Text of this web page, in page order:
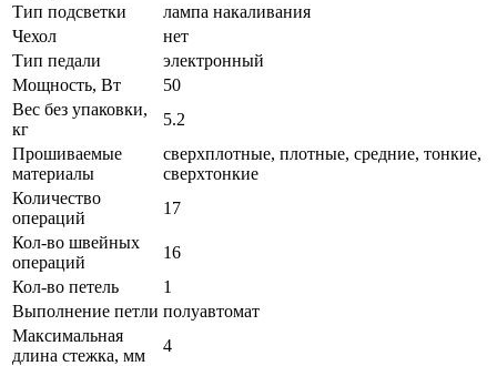
Тип подсветки
лампа накаливания
Чехол
нет
Тип педали
электронный
Мощность, Вт
50
Вес без упаковки,
кг
5.2
Прошиваемые
материалы
сверхплотные, плотные, средние, тонкие,
сверхтонкие
Количество
операций
17
Кол-во швейных
операций
16
Кол-во петель
1
Выполнение петли полуавтомат
Максимальная
длина стежка, мм
4